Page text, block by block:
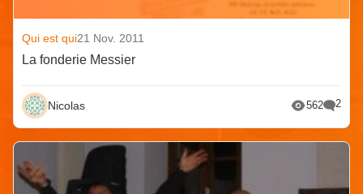
Qui est qui21 Nov. 2011
La fonderie Messier
Nicolas 562 2